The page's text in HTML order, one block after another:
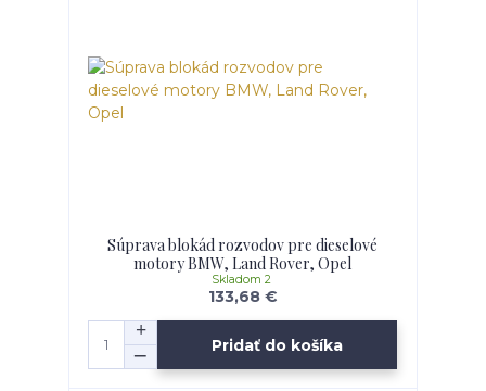
Súprava blokád rozvodov pre dieselové
motory BMW, Land Rover, Opel
133,68 €
Skladom 2
Pridať do košíka